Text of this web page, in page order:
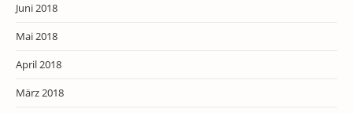
Juni 2018
Mai 2018
April 2018
März 2018